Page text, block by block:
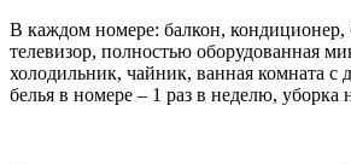
В каждом номере: балкон, кондиционер,
телевизор, полностью оборудованная
холодильник, чайник, ванная комната
белья в номере – 1 раз в неделю, уборка